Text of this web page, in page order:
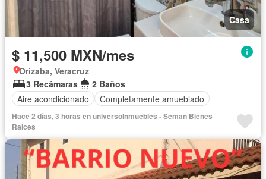
Casa
$ 11,500 MXN/mes
Orizaba, Veracruz
3 Recámaras
2 Baños
Aire acondicionado
Completamente amueblado
Hace 2 días, 3 horas en universoInmuebles - Seman Bienes
Raices